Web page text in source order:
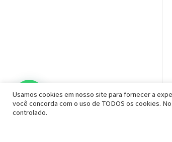
Usamos cookies em nosso site para fornecer a
você concorda com o uso de TODOS os cookies.
controlado.